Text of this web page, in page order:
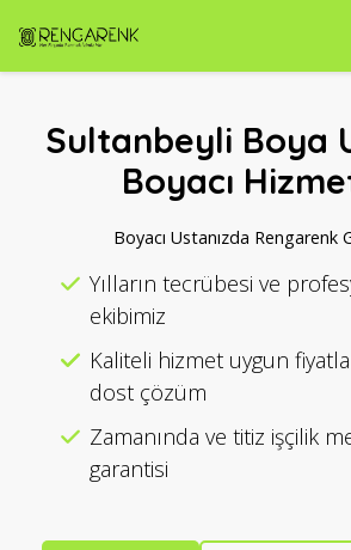
Sultanbeyli Boya
Boyacı
Boyacı Ustanızda Rengarenk
Yılların tecrübesi ve
ekibimiz
Kaliteli hizmet uygun
dost çözüm
Zamanında ve titiz işçilik
garantisi